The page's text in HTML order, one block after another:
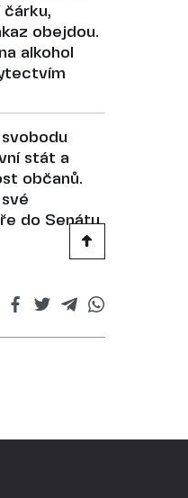
obejdou.
alkohol
stát a
občanů.
do Senátu